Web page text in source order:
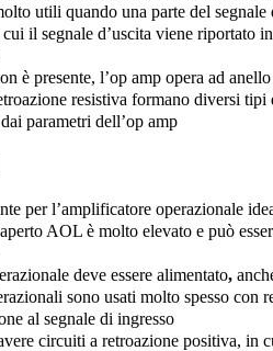
utili quando una parte del
il segnale d’uscita viene riportato
è presente, l’op amp opera ad
resistiva formano diversi tipi
dai parametri dell’op amp
per l’amplificatore operazionale
AOL è molto elevato e può
deve essere alimentato,
sono usati molto spesso con
al segnale di ingresso
circuiti a retroazione positiva, in